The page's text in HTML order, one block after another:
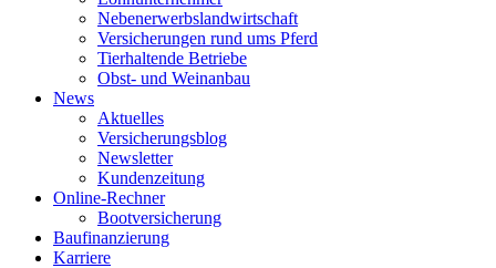
Nebenerwerbslandwirtschaft
Versicherungen rund ums Pferd
Tierhaltende Betriebe
Obst- und Weinanbau
News
Aktuelles
Versicherungsblog
Newsletter
Kundenzeitung
Online-Rechner
Bootversicherung
Baufinanzierung
Karriere